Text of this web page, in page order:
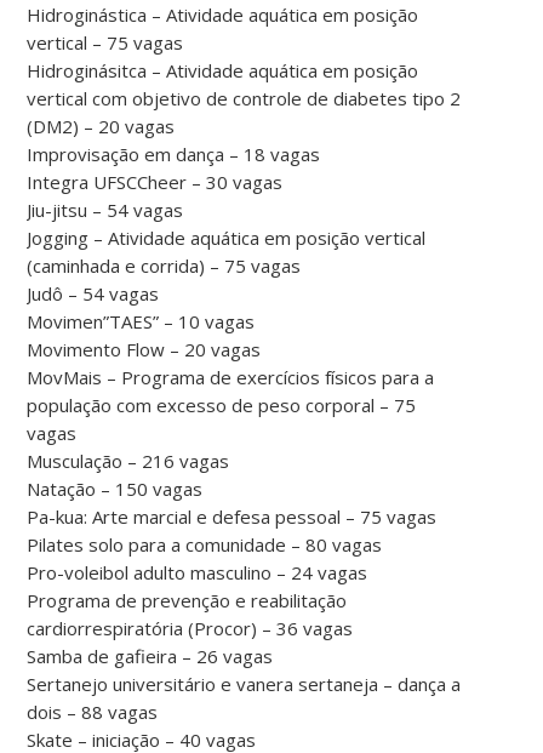
Hidroginástica – Atividade aquática em posição
vertical – 75 vagas
Hidroginásitca – Atividade aquática em posição
vertical com objetivo de controle de diabetes tipo 2
(DM2) – 20 vagas
Improvisação em dança – 18 vagas
Integra UFSCCheer – 30 vagas
Jiu-jitsu – 54 vagas
Jogging – Atividade aquática em posição vertical
(caminhada e corrida) – 75 vagas
Judô – 54 vagas
Movimen”TAES” – 10 vagas
Movimento Flow – 20 vagas
MovMais – Programa de exercícios físicos para a
população com excesso de peso corporal – 75
vagas
Musculação – 216 vagas
Natação – 150 vagas
Pa-kua: Arte marcial e defesa pessoal – 75 vagas
Pilates solo para a comunidade – 80 vagas
Pro-voleibol adulto masculino – 24 vagas
Programa de prevenção e reabilitação
cardiorrespiratória (Procor) – 36 vagas
Samba de gafieira – 26 vagas
Sertanejo universitário e vanera sertaneja – dança a
dois – 88 vagas
Skate – iniciação – 40 vagas